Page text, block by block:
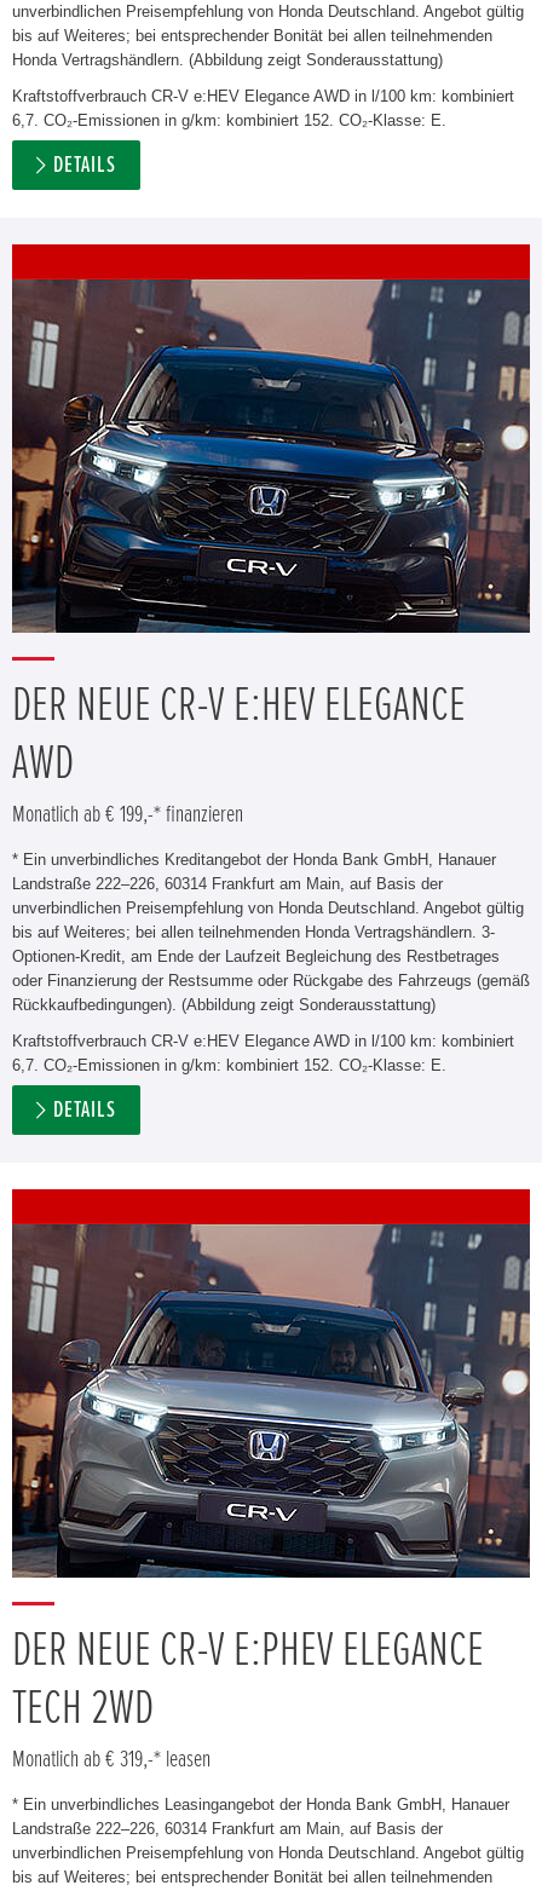
unverbindlichen Preisempfehlung von Honda Deutschland. Angebot gültig
bis auf Weiteres; bei entsprechender Bonität bei allen teilnehmenden
Honda Vertragshändlern. (Abbildung zeigt Sonderausstattung)
Kraftstoffverbrauch CR-V e:HEV Elegance AWD in l/100 km: kombiniert
6,7. CO₂-Emissionen in g/km: kombiniert 152. CO₂-Klasse: E.
DETAILS
DER NEUE CR-V E:HEV ELEGANCE
AWD
Monatlich ab € 199,-* finanzieren
* Ein unverbindliches Kreditangebot der Honda Bank GmbH, Hanauer
Landstraße 222–226, 60314 Frankfurt am Main, auf Basis der
unverbindlichen Preisempfehlung von Honda Deutschland. Angebot gültig
bis auf Weiteres; bei allen teilnehmenden Honda Vertragshändlern. 3-
Optionen-Kredit, am Ende der Laufzeit Begleichung des Restbetrages
oder Finanzierung der Restsumme oder Rückgabe des Fahrzeugs (gemäß
Rückkaufbedingungen). (Abbildung zeigt Sonderausstattung)
Kraftstoffverbrauch CR-V e:HEV Elegance AWD in l/100 km: kombiniert
6,7. CO₂-Emissionen in g/km: kombiniert 152. CO₂-Klasse: E.
DETAILS
DER NEUE CR-V E:PHEV ELEGANCE
TECH 2WD
Monatlich ab € 319,-* leasen
* Ein unverbindliches Leasingangebot der Honda Bank GmbH, Hanauer
Landstraße 222–226, 60314 Frankfurt am Main, auf Basis der
unverbindlichen Preisempfehlung von Honda Deutschland. Angebot gültig
bis auf Weiteres; bei entsprechender Bonität bei allen teilnehmenden